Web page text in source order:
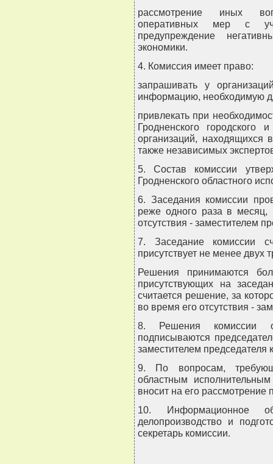
рассмотрение иных
оперативных мер с
предупреждение
экономики.
4. Комиссия имеет право:
запрашивать у
информацию, необходимую
привлекать при
Гродненского городского
организаций, находящихся
также независимых
5. Состав комиссии
Гродненского областного
6. Заседания комиссии
реже одного раза в месяц,
отсутствия - заместителем
7. Заседание комиссии
присутствует не менее двух
Решения принимаются
присутствующих на
считается решение, за
во время его отсутствия -
8. Решения комиссии
подписываются
заместителем председателя
9. По вопросам,
областным
вносит на его
10. Информационное
делопроизводство и
секретарь комиссии.